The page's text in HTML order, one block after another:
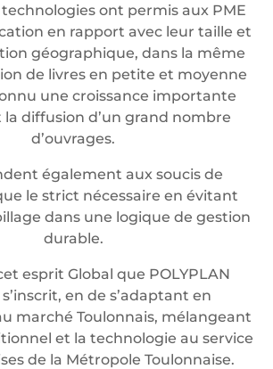
technologies ont permis aux PME
en rapport avec leur taille et
géographique, dans la même
de livres en petite et moyenne
une croissance importante
diffusion d’un grand nombre
d’ouvrages.
également aux soucis de
le strict nécessaire en évitant
dans une logique de gestion
durable.
esprit Global que POLYPLAN
s’inscrit, en de s’adaptant en
marché Toulonnais, mélangeant
et la technologie au service
de la Métropole Toulonnaise.